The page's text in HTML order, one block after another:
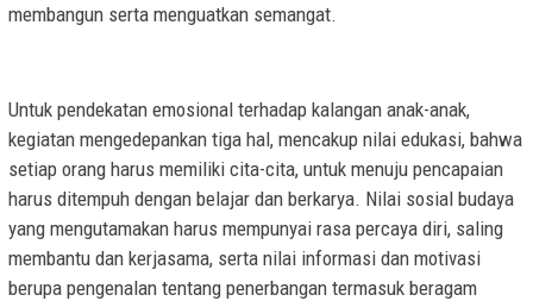
membangun serta menguatkan semangat.
Untuk pendekatan emosional terhadap kalangan anak-anak,
kegiatan mengedepankan tiga hal, mencakup nilai edukasi, bahwa
setiap orang harus memiliki cita-cita, untuk menuju pencapaian
harus ditempuh dengan belajar dan berkarya. Nilai sosial budaya
yang mengutamakan harus mempunyai rasa percaya diri, saling
membantu dan kerjasama, serta nilai informasi dan motivasi
berupa pengenalan tentang penerbangan termasuk beragam